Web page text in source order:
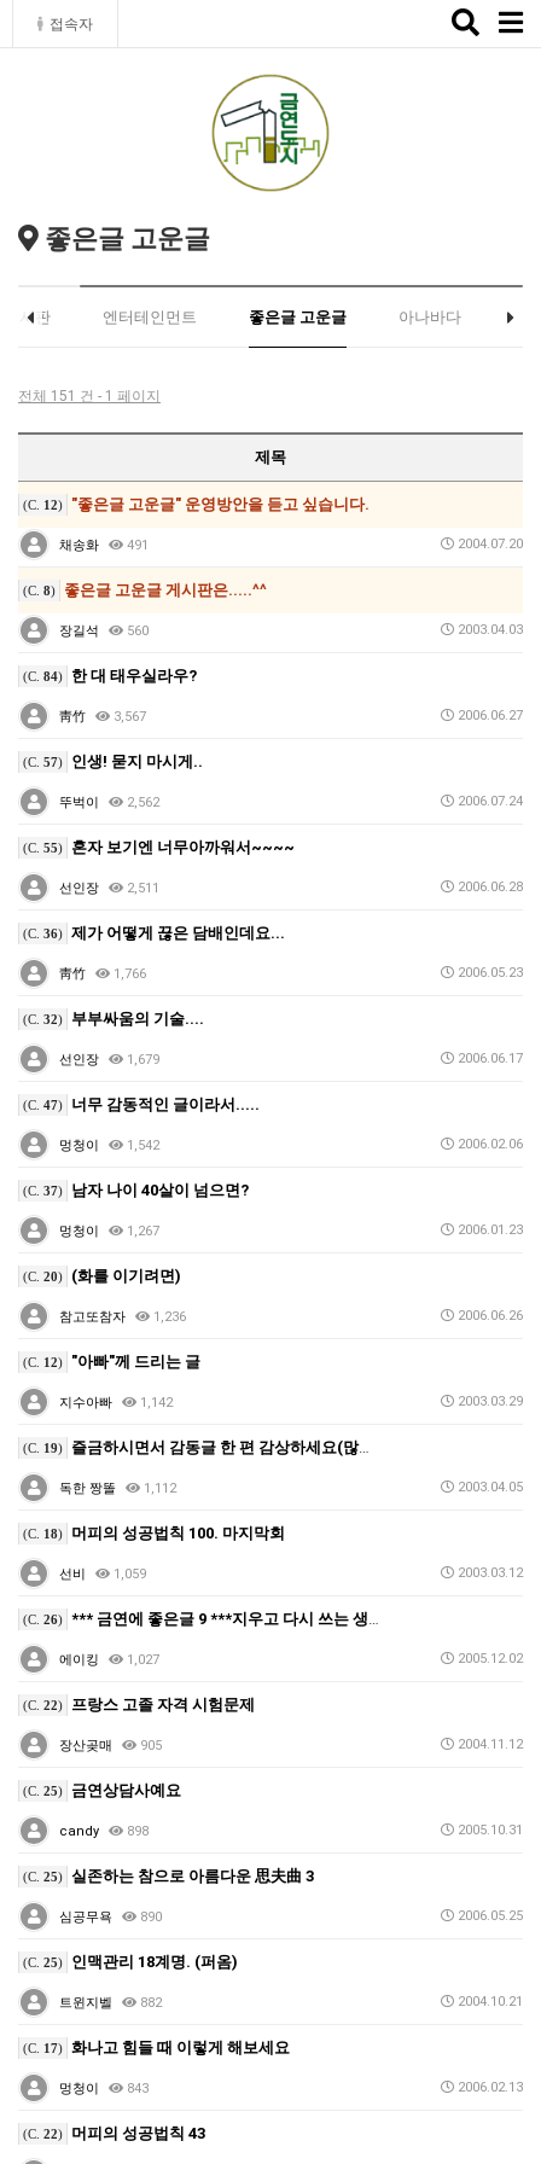
접속자
Toggle
좋은글 고운글
게시판 엔터테인먼트 좋은글 고운글 아나바다
전체 151 건 - 1 페이지
제목
(C. 12) "좋은글 고운글" 운영방안을 듣고 싶습니다.
채송화 491 2004.07.20
(C. 8) 좋은글 고운글 게시판은.....^^
장길석 560 2003.04.03
(C. 84) 한 대 태우실라우?
靑竹 3,567 2006.06.27
(C. 57) 인생! 묻지 마시게..
뚜벅이 2,562 2006.07.24
(C. 55) 혼자 보기엔 너무아까워서~~~~
선인장 2,511 2006.06.28
(C. 36) 제가 어떻게 끊은 담배인데요...
靑竹 1,766 2006.05.23
(C. 32) 부부싸움의 기술....
선인장 1,679 2006.06.17
(C. 47) 너무 감동적인 글이라서.....
멍청이 1,542 2006.02.06
(C. 37) 남자 나이 40살이 넘으면?
멍청이 1,267 2006.01.23
(C. 20) (화를 이기려면)
참고또참자 1,236 2006.06.26
(C. 12) "아빠"께 드리는 글
지수아빠 1,142 2003.03.29
(C. 19) 즐금하시면서 감동글 한 편 감상하세요(많이들 보셨겠지만…
독한 짱똘 1,112 2003.04.05
(C. 18) 머피의 성공법칙 100. 마지막회
선비 1,059 2003.03.12
(C. 26) *** 금연에 좋은글 9 ***지우고 다시 쓰는 생각
에이킹 1,027 2005.12.02
(C. 22) 프랑스 고졸 자격 시험문제
장산곶매 905 2004.11.12
(C. 25) 금연상담사예요
candy 898 2005.10.31
(C. 25) 실존하는 참으로 아름다운 思夫曲 3
심공무욕 890 2006.05.25
(C. 25) 인맥관리 18계명. (퍼옴)
트윈지벨 882 2004.10.21
(C. 17) 화나고 힘들 때 이렇게 해보세요
멍청이 843 2006.02.13
(C. 22) 머피의 성공법칙 43